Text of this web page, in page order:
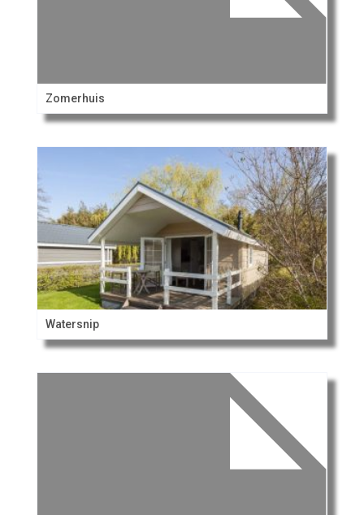
Zomerhuis
Watersnip